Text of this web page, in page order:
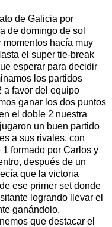
de Galicia por
de domingo de sol
momentos hacía muy
el super tie-break
esperar para decidir
los partidos
a favor del equipo
ganar los dos puntos
el doble 2 nuestra
un buen partido
a sus rivales, con
formado por Carlos y
después de un
que la victoria
ese primer set donde
logrando llevar el
ganándolo.
que destacar el